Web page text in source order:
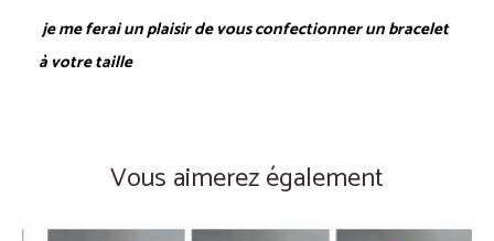
je me ferai un plaisir de vous confectionner un bracelet
à votre taille
Vous aimerez également